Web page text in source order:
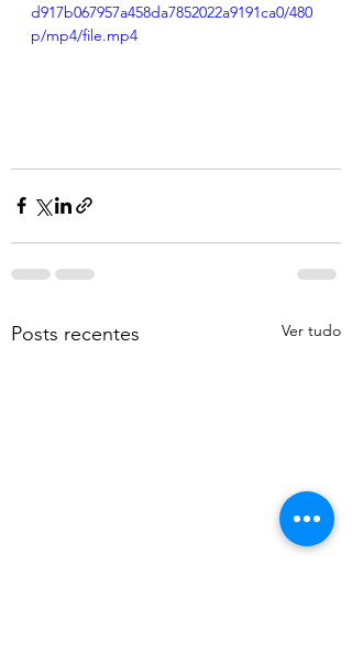
d917b067957a458da7852022a9191ca0/480
p/mp4/file.mp4
Posts recentes Ver tudo